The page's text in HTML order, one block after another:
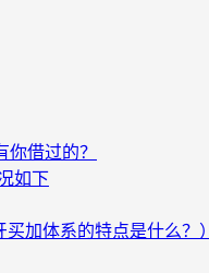
借过的？
如下
加体系的特点是什么？）